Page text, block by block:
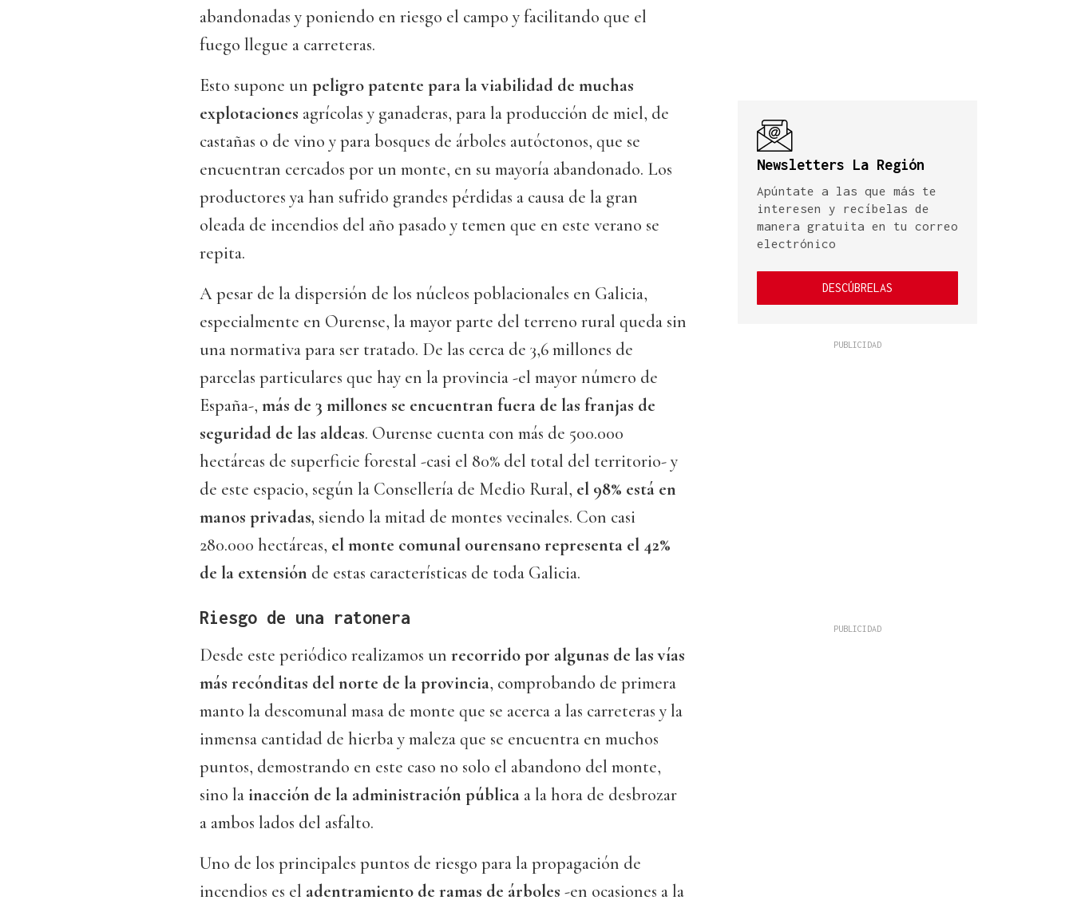
abandonadas y poniendo en riesgo el campo y facilitando que el
fuego llegue a carreteras.
Esto supone un peligro patente para la viabilidad de muchas
explotaciones agrícolas y ganaderas, para la producción de miel, de
castañas o de vino y para bosques de árboles autóctonos, que se
encuentran cercados por un monte, en su mayoría abandonado. Los
productores ya han sufrido grandes pérdidas a causa de la gran
oleada de incendios del año pasado y temen que en este verano se
repita.
A pesar de la dispersión de los núcleos poblacionales en Galicia,
especialmente en Ourense, la mayor parte del terreno rural queda sin
una normativa para ser tratado. De las cerca de 3,6 millones de
parcelas particulares que hay en la provincia -el mayor número de
España-, más de 3 millones se encuentran fuera de las franjas de
seguridad de las aldeas. Ourense cuenta con más de 500.000
hectáreas de superficie forestal -casi el 80% del total del territorio- y
de este espacio, según la Consellería de Medio Rural, el 98% está en
manos privadas, siendo la mitad de montes vecinales. Con casi
280.000 hectáreas, el monte comunal ourensano representa el 42%
de la extensión de estas características de toda Galicia.
Riesgo de una ratonera
Desde este periódico realizamos un recorrido por algunas de las vías
más recónditas del norte de la provincia, comprobando de primera
manto la descomunal masa de monte que se acerca a las carreteras y la
inmensa cantidad de hierba y maleza que se encuentra en muchos
puntos, demostrando en este caso no solo el abandono del monte,
sino la inacción de la administración pública a la hora de desbrozar
a ambos lados del asfalto.
Uno de los principales puntos de riesgo para la propagación de
incendios es el adentramiento de ramas de árboles -en ocasiones a la
Newsletters La Región
Apúntate a las que más te
interesen y recíbelas de
manera gratuita en tu correo
electrónico
DESCÚBRELAS